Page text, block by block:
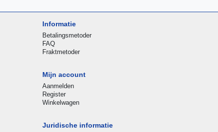
Informatie
Betalingsmetoder
FAQ
Fraktmetoder
Mijn account
Aanmelden
Register
Winkelwagen
Juridische informatie